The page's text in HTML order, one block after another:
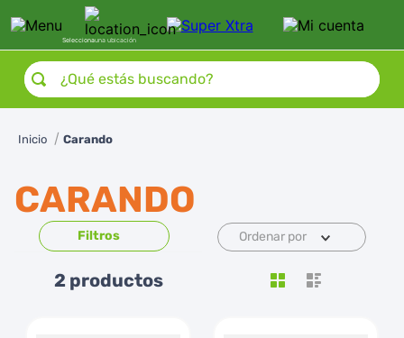
Seleccionauna ubicación
¿Qué estás buscando?
Carando
CARANDO
Ordenar por
2 productos